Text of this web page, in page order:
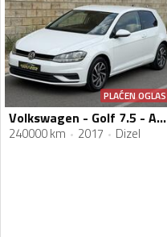
PLAĆEN OGLAS
Volkswagen - Golf 7.5 - AUTOMATIK
240000 km 2017 Dizel